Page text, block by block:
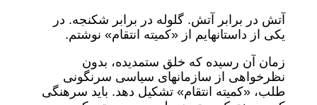
آتش در برابر آتش. گلوله در برابر شکنجه. در
یکی از داستانهایم از «کمیته انتقام» نوشتم.
زمان آن رسیده که خلق ستمدیده، بدون
نظرخواهی از سازمانهای سیاسی سرنگونی
طلب، «کمیته انتقام» تشکیل دهد. باید سرهنگی